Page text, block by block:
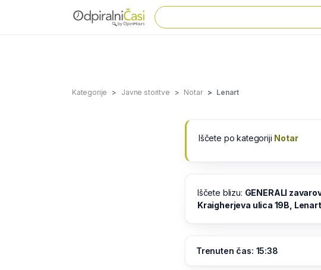
Kategorije Javne storitve Notar Lenart
Iščete po kategoriji Notar
Iščete blizu: GENERALI
Kraigherjeva ulica 19B, Lenart
Trenuten čas: 15:38